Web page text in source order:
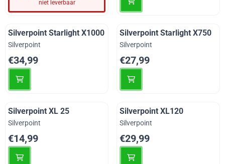
niet leverbaar
Silverpoint Starlight X1000
Merk:
Silverpoint
Prijs: 34,99
€34,99
Silverpoint Starlight X750
Merk:
Silverpoint
Prijs: 27,99
€27,99
Silverpoint XL 25
Merk:
Silverpoint
Prijs: 14,99
€14,99
Silverpoint XL120
Merk:
Silverpoint
Prijs: 29,99
€29,99